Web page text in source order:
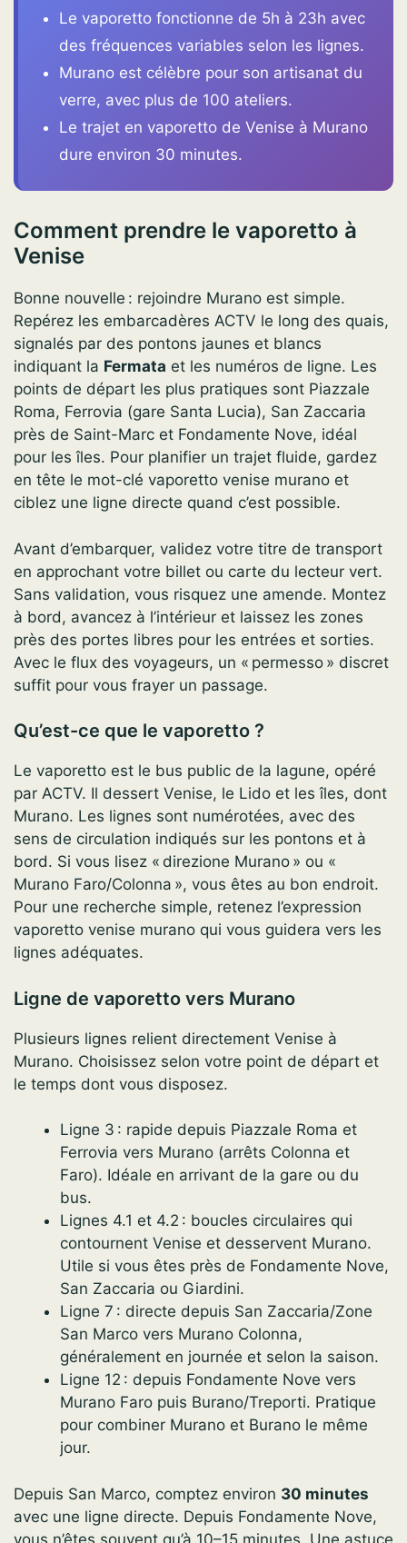
Le vaporetto fonctionne de 5h à 23h avec
des fréquences variables selon les lignes.
Murano est célèbre pour son artisanat du
verre, avec plus de 100 ateliers.
Le trajet en vaporetto de Venise à Murano
dure environ 30 minutes.
Comment prendre le vaporetto à
Venise
Bonne nouvelle : rejoindre Murano est simple.
Repérez les embarcadères ACTV le long des quais,
signalés par des pontons jaunes et blancs
indiquant la Fermata et les numéros de ligne. Les
points de départ les plus pratiques sont Piazzale
Roma, Ferrovia (gare Santa Lucia), San Zaccaria
près de Saint-Marc et Fondamente Nove, idéal
pour les îles. Pour planifier un trajet fluide, gardez
en tête le mot-clé vaporetto venise murano et
ciblez une ligne directe quand c’est possible.
Avant d’embarquer, validez votre titre de transport
en approchant votre billet ou carte du lecteur vert.
Sans validation, vous risquez une amende. Montez
à bord, avancez à l’intérieur et laissez les zones
près des portes libres pour les entrées et sorties.
Avec le flux des voyageurs, un « permesso » discret
suffit pour vous frayer un passage.
Qu’est-ce que le vaporetto ?
Le vaporetto est le bus public de la lagune, opéré
par ACTV. Il dessert Venise, le Lido et les îles, dont
Murano. Les lignes sont numérotées, avec des
sens de circulation indiqués sur les pontons et à
bord. Si vous lisez « direzione Murano » ou «
Murano Faro/Colonna », vous êtes au bon endroit.
Pour une recherche simple, retenez l’expression
vaporetto venise murano qui vous guidera vers les
lignes adéquates.
Ligne de vaporetto vers Murano
Plusieurs lignes relient directement Venise à
Murano. Choisissez selon votre point de départ et
le temps dont vous disposez.
Ligne 3 : rapide depuis Piazzale Roma et
Ferrovia vers Murano (arrêts Colonna et
Faro). Idéale en arrivant de la gare ou du
bus.
Lignes 4.1 et 4.2 : boucles circulaires qui
contournent Venise et desservent Murano.
Utile si vous êtes près de Fondamente Nove,
San Zaccaria ou Giardini.
Ligne 7 : directe depuis San Zaccaria/Zone
San Marco vers Murano Colonna,
généralement en journée et selon la saison.
Ligne 12 : depuis Fondamente Nove vers
Murano Faro puis Burano/Treporti. Pratique
pour combiner Murano et Burano le même
jour.
Depuis San Marco, comptez environ 30 minutes
avec une ligne directe. Depuis Fondamente Nove,
vous n’êtes souvent qu’à 10–15 minutes. Une astuce